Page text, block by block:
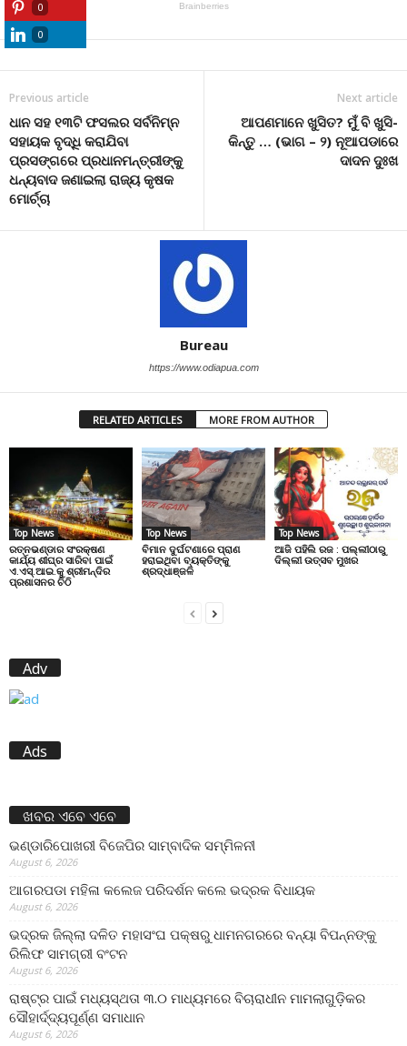
Previous article
ଧାନ ସହ ୧୩ଟି ଫସଲର ସର୍ବନିମ୍ନ
ସହାୟକ ବୃଦ୍ଧି କରାଯିବା
ପ୍ରସଙ୍ଗରେ ପ୍ରଧାନମନ୍ତ୍ରୀଙ୍କୁ
ଧନ୍ୟବାଦ ଜଣାଇଲା ରାଜ୍ୟ କୃଷକ
ମୋର୍ଚ୍ଚା
Next article
ଆପଣମାନେ ଖୁସିତ? ମୁଁ ବି ଖୁସି-
କିନ୍ତୁ … (ଭାଗ – ୨) ନୂଆପଡାରେ
ଦାଦନ ଦୁଃଖ
Bureau
https://www.odiapua.com
RELATED ARTICLES MORE FROM AUTHOR
Top News
ରତ୍ନଭଣ୍ଡାର ସଂରକ୍ଷଣ
କାର୍ଯ୍ୟ ଶୀଘ୍ର ସାରିବା ପାଇଁ
ଏ.ଏସ୍.ଆଇ.କୁ ଶ୍ରୀମନ୍ଦିର
ପ୍ରଶାସନର ଚିଠି
Top News
ବିମାନ ଦୁର୍ଘଟଣାରେ ପ୍ରାଣ
ହରାଇଥିବା ବ୍ୟକ୍ତିଙ୍କୁ
ଶ୍ରଦ୍ଧାଞ୍ଜଳି
Top News
ଆଜି ପହିଲି ରଜ : ପଲ୍ଲୀଠାରୁ
ଦିଲ୍ଲୀ ଉତ୍ସବ ମୁଖର
Adv
Ads
ଖବର ଏବେ ଏବେ
ଭଣ୍ଡାରିପୋଖରୀ ବିଜେପିର ସାମ୍ବାଦିକ ସମ୍ମିଳନୀ
August 6, 2026
ଆଗରପଡା ମହିଳା କଲେଜ ପରିଦର୍ଶନ କଲେ ଭଦ୍ରକ ବିଧାୟକ
August 6, 2026
ଭଦ୍ରକ ଜିଲ୍ଲା ଦଳିତ ମହାସଂଘ ପକ୍ଷରୁ ଧାମନଗରରେ ବନ୍ୟା ବିପନ୍ନଙ୍କୁ
ରିଲିଫ ସାମଗ୍ରୀ ବଂଟନ
August 6, 2026
ରାଷ୍ଟ୍ର ପାଇଁ ମଧ୍ୟସ୍ଥତା ୩.୦ ମାଧ୍ୟମରେ ବିଚାରାଧୀନ ମାମଲାଗୁଡ଼ିକର
ସୌହାର୍ଦ୍ଦ୍ୟପୂର୍ଣ୍ଣ ସମାଧାନ
August 6, 2026
0
0